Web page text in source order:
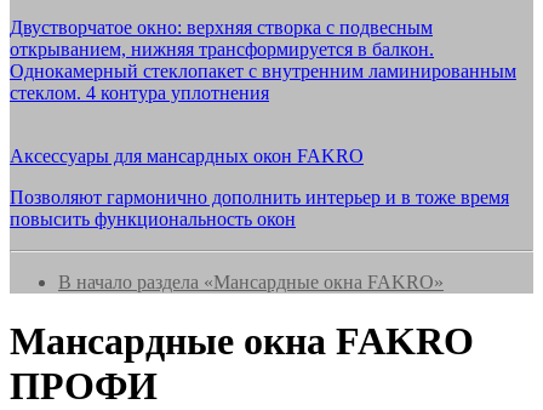
Двустворчатое окно: верхняя створка с подвесным
открыванием, нижняя трансформируется в балкон.
Однокамерный стеклопакет с внутренним ламинированным
стеклом. 4 контура уплотнения
Аксессуары для мансардных окон FAKRO
Позволяют гармонично дополнить интерьер и в тоже время
повысить функциональность окон
В начало раздела «Мансардные окна FAKRO»
Мансардные окна FAKRO
ПРОФИ